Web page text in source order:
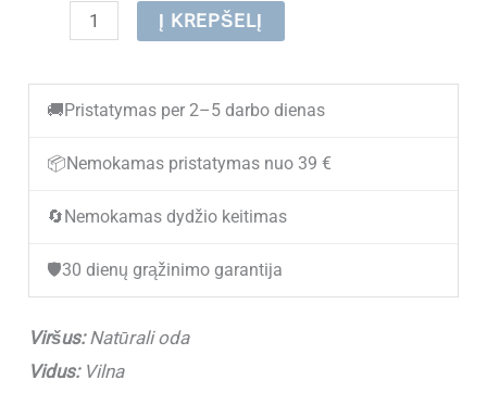
produkto
(IŠPARDUOTA)
Moteriški
žieminiai
aulinukai
Į KREPŠELĮ
🚚 Pristatymas per 2–5 darbo dienas
📦 Nemokamas pristatymas nuo 39 €
🔄 Nemokamas dydžio keitimas
🛡️30 dienų grąžinimo garantija
Viršus:Natūrali oda
Vidus:Vilna